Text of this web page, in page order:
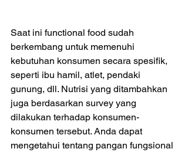
Saat ini functional food sudah
berkembang untuk memenuhi
kebutuhan konsumen secara spesifik,
seperti ibu hamil, atlet, pendaki
gunung, dll. Nutrisi yang ditambahkan
juga berdasarkan survey yang
dilakukan terhadap konsumen-
konsumen tersebut. Anda dapat
mengetahui tentang pangan fungsional